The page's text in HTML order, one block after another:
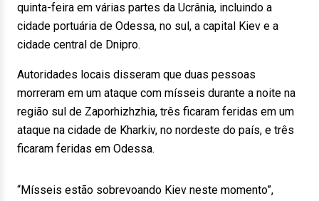
quinta-feira em várias partes da Ucrânia, incluindo a
cidade portuária de Odessa, no sul, a capital Kiev e a
cidade central de Dnipro.
Autoridades locais disseram que duas pessoas
morreram em um ataque com mísseis durante a noite na
região sul de Zaporhizhzhia, três ficaram feridas em um
ataque na cidade de Kharkiv, no nordeste do país, e três
ficaram feridas em Odessa.
“Mísseis estão sobrevoando Kiev neste momento”,